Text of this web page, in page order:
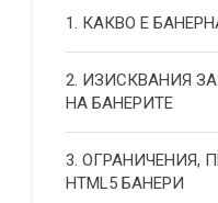
1. КАКВО Е
2. ИЗИСКВАНИЯ
НА БАНЕРИТЕ
3. ОГРАНИЧЕНИЯ,
HTML5 БАНЕРИ